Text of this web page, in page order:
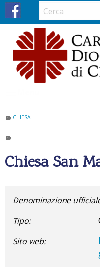
CHIESA
Chiesa San
Denominazione
Tipo:
Sito web: